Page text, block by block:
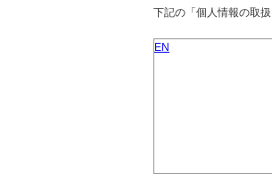
下記の「個人情報の取